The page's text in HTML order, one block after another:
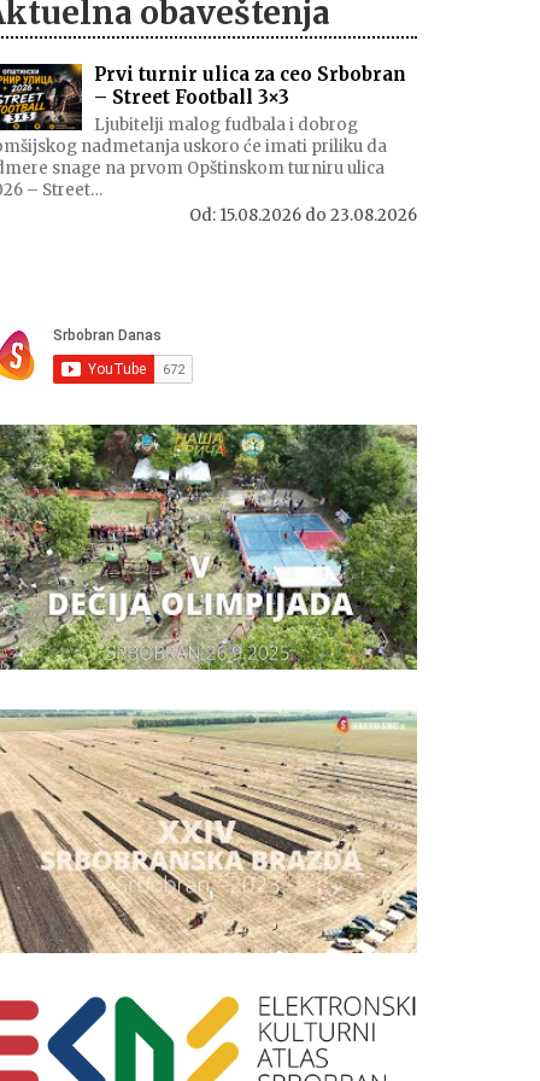
obaveštenja
Prvi turnir ulica za ceo Srbobran
– Street Football 3×3
Ljubitelji malog fudbala i dobrog
nadmetanja uskoro će imati priliku da
snage na prvom Opštinskom turniru ulica
– Street…
Od: 15.08.2026 do 23.08.2026